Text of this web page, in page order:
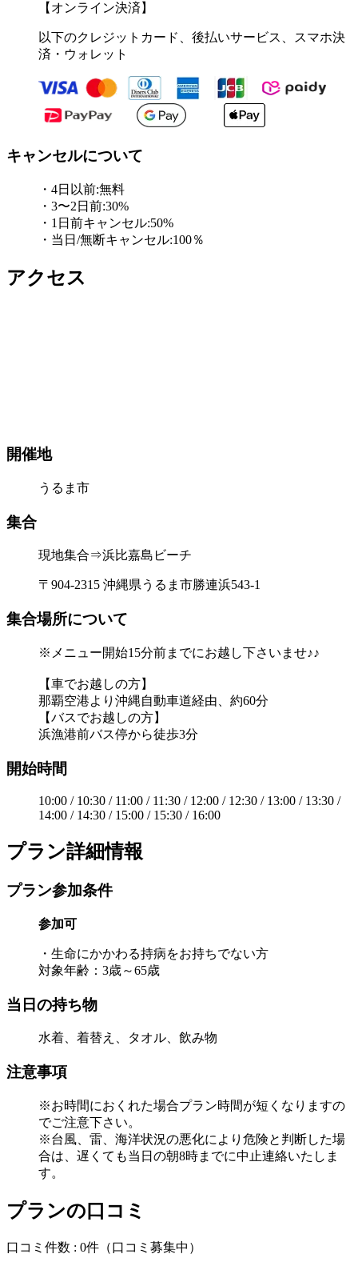
【オンライン決済】
以下のクレジットカード、後払いサービス、スマホ決
済・ウォレット
キャンセルについて
・4日以前:無料
・3〜2日前:30%
・1日前キャンセル:50%
・当日/無断キャンセル:100％
アクセス
開催地
うるま市
集合
現地集合⇒浜比嘉島ビーチ
〒904-2315 沖縄県うるま市勝連浜543-1
集合場所について
※メニュー開始15分前までにお越し下さいませ♪♪
【車でお越しの方】
那覇空港より沖縄自動車道経由、約60分
【バスでお越しの方】
浜漁港前バス停から徒歩3分
開始時間
10:00 / 10:30 / 11:00 / 11:30 / 12:00 / 12:30 / 13:00 / 13:30 /
14:00 / 14:30 / 15:00 / 15:30 / 16:00
プラン詳細情報
プラン参加条件
参加可
・生命にかかわる持病をお持ちでない方
対象年齢：3歳～65歳
当日の持ち物
水着、着替え、タオル、飲み物
注意事項
※お時間におくれた場合プラン時間が短くなりますの
でご注意下さい。
※台風、雷、海洋状況の悪化により危険と判断した場
合は、遅くても当日の朝8時までに中止連絡いたしま
す。
プランの口コミ
口コミ件数 : 0件 （口コミ募集中）